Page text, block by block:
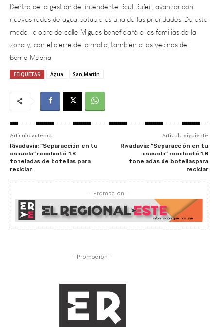
modo, la obra de calle Migues beneficiará a las familias de la
zona y, con el cierre de la malla, también a los vecinos del
barrio Mebna.
ETIQUETAS Agua San Martin
Artículo anterior
Rivadavia: “Separacción en tu
escuela” recolectó 1.8
toneladas de botellas para
reciclar
Artículo siguiente
Rivadavia: “Separacción en tu
escuela” recolectó 1.8
toneladas de botellaspara
reciclar
- Promoción -
- Promoción -